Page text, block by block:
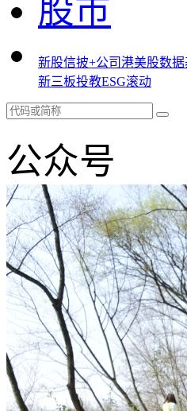
股市
新股信披+公司港美股数据
新三板投教ESG滚动
公众号